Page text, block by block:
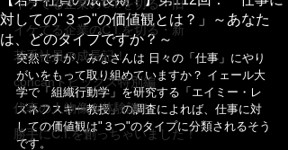
イケてる企業のC.I.を切る・旧
イケてる企業のC.I.を切る・新
若手社員の成長記！
concanトピックス特別編
代表の人物像＆体験談！
勝手にC.I.を創っちゃいました！
対しての"３つ"の価値観とは？」～あなた
は、どのタイプですか？～
突然ですが、みなさんは 日々の「仕事」にやり
がいをもって取り組めていますか？ イェール大
学で「組織行動学」を研究する「エイミー・レ
ズネフスキー教授」の調査によれば、仕事に対
しての価値観は"３つ"のタイプに分類されるそう
です。